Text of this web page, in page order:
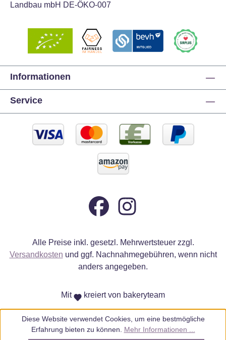
Landbau mbH DE-ÖKO-007
Informationen
Service
Alle Preise inkl. gesetzl. Mehrwertsteuer zzgl.
Versandkosten und ggf. Nachnahmegebühren, wenn nicht
anders angegeben.
Mit kreiert von bakeryteam
Diese Website verwendet Cookies, um eine bestmögliche
Erfahrung bieten zu können. Mehr Informationen ...